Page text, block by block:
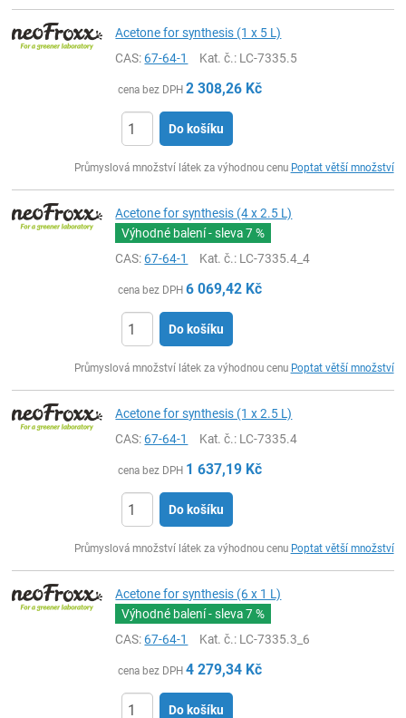
Acetone for synthesis (1 x 5 L)
CAS:67-64-1 Kat. č.: LC-7335.5
cena bez DPH 2 308,26 Kč
Do košíku
Průmyslová množství látek za výhodnou cenu Poptat větší množství
Acetone for synthesis (4 x 2.5 L)
Výhodné balení - sleva7 %
CAS:67-64-1 Kat. č.: LC-7335.4_4
cena bez DPH 6 069,42 Kč
Do košíku
Průmyslová množství látek za výhodnou cenu Poptat větší množství
Acetone for synthesis (1 x 2.5 L)
CAS:67-64-1 Kat. č.: LC-7335.4
cena bez DPH 1 637,19 Kč
Do košíku
Průmyslová množství látek za výhodnou cenu Poptat větší množství
Acetone for synthesis (6 x 1 L)
Výhodné balení - sleva7 %
CAS:67-64-1 Kat. č.: LC-7335.3_6
cena bez DPH 4 279,34 Kč
Do košíku